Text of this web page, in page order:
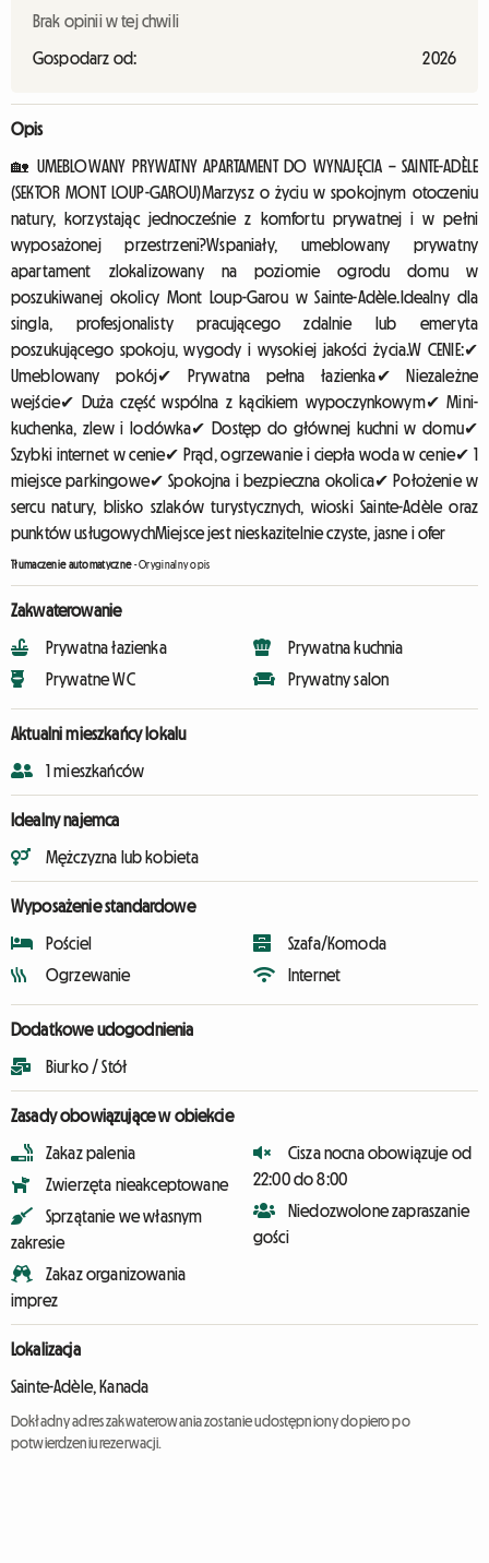
Brak opinii w tej chwili
Gospodarz od: 2026
Opis
🏡 UMEBLOWANY PRYWATNY APARTAMENT DO WYNAJĘCIA – SAINTE-ADÈLE
(SEKTOR MONT LOUP-GAROU)Marzysz o życiu w spokojnym otoczeniu
natury, korzystając jednocześnie z komfortu prywatnej i w pełni
wyposażonej przestrzeni?Wspaniały, umeblowany prywatny
apartament zlokalizowany na poziomie ogrodu domu w
poszukiwanej okolicy Mont Loup-Garou w Sainte-Adèle.Idealny dla
singla, profesjonalisty pracującego zdalnie lub emeryta
poszukującego spokoju, wygody i wysokiej jakości życia.W CENIE:✔
Umeblowany pokój✔ Prywatna pełna łazienka✔ Niezależne
wejście✔ Duża część wspólna z kącikiem wypoczynkowym✔ Mini-
kuchenka, zlew i lodówka✔ Dostęp do głównej kuchni w domu✔
Szybki internet w cenie✔ Prąd, ogrzewanie i ciepła woda w cenie✔ 1
miejsce parkingowe✔ Spokojna i bezpieczna okolica✔ Położenie w
sercu natury, blisko szlaków turystycznych, wioski Sainte-Adèle oraz
punktów usługowychMiejsce jest nieskazitelnie czyste, jasne i ofer
Tłumaczenie automatyczne-Oryginalny opis
Zakwaterowanie
Prywatna łazienka
Prywatne WC
Prywatna kuchnia
Prywatny salon
Aktualni mieszkańcy lokalu
1 mieszkańców
Idealny najemca
Mężczyzna lub kobieta
Wyposażenie standardowe
Pościel
Ogrzewanie
Szafa/Komoda
Internet
Dodatkowe udogodnienia
Biurko / Stół
Zasady obowiązujące w obiekcie
Zakaz palenia
Zwierzęta nieakceptowane
Sprzątanie we własnym
zakresie
Zakaz organizowania
imprez
Cisza nocna obowiązuje od
22:00 do 8:00
Niedozwolone zapraszanie
gości
Lokalizacja
Sainte-Adèle, Kanada
Dokładny adres zakwaterowania zostanie udostępniony dopiero po
potwierdzeniu rezerwacji.